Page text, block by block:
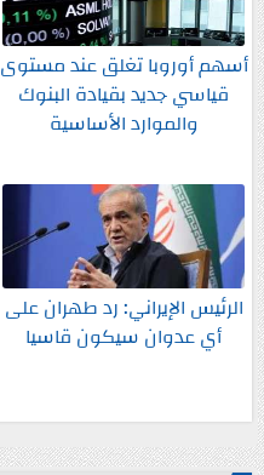
أسهم أوروبا تغلق عند مستوى
قياسي جديد بقيادة البنوك
والموارد الأساسية
الرئيس الإيراني: رد طهران على
أي عدوان سيكون قاسيا